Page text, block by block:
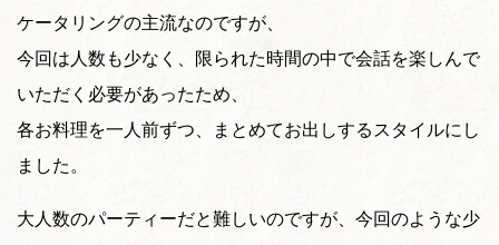
ケータリングの主流なのですが、
今回は人数も少なく、限られた時間の中で会話を楽しんで
いただく必要があったため、
各お料理を一人前ずつ、まとめてお出しするスタイルにし
ました。
大人数のパーティーだと難しいのですが、今回のような少